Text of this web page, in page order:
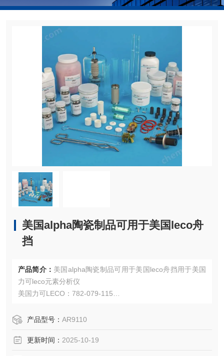
美国alpha陶瓷制品可用于美国leco舟
挡
产品简介： 美国alpha陶瓷制品可用于美国leco舟挡用于美国
力可leco元素分析仪
美国力可LECO：782-079-115
OEM厂商；我们提供的所有产品都是高质量高性价的，适用
产品型号： AR9110
更新时间： 2025-10-19